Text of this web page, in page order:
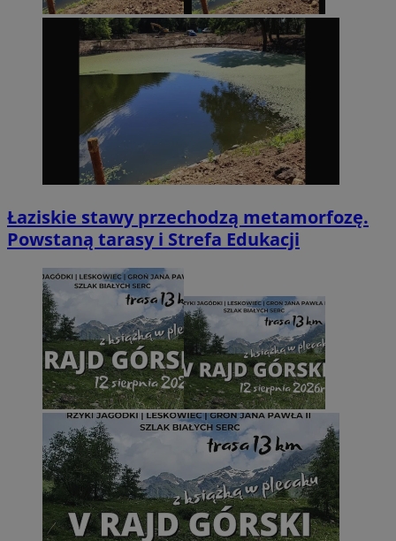
Łaziskie stawy przechodzą metamorfozę.
Powstaną tarasy i Strefa Edukacji